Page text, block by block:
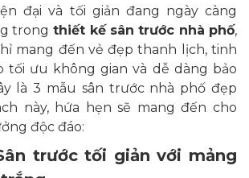
đại và tối giản đang ngày càng
trong thiết kế sân trước nhà phố,
mang đến vẻ đẹp thanh lịch, tinh
tối ưu không gian và dễ dàng bảo
là 3 mẫu sân trước nhà phố đẹp
này, hứa hẹn sẽ mang đến cho
độc đáo:
trước tối giản với mảng